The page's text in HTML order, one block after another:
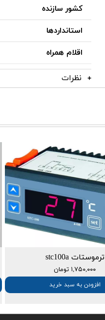
کشور سازنده
استانداردها
اقلام همراه
نظرات
ترموستات stc100a
۱,۷۵۰,۰۰۰ تومان
افزودن به سبد خرید